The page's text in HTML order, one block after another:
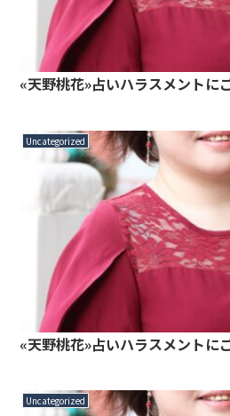
«天野桃花»占いハラスメント
Uncategorized
«天野桃花»占いハラスメント
Uncategorized